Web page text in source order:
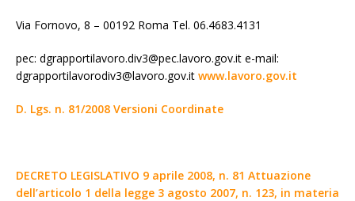
Via Fornovo, 8 – 00192 Roma Tel. 06.4683.4131
pec: dgrapportilavoro.div3@pec.lavoro.gov.it e-mail:
dgrapportilavorodiv3@lavoro.gov.it www.lavoro.gov.it
D. Lgs. n. 81/2008 Versioni Coordinate
DECRETO LEGISLATIVO 9 aprile 2008, n. 81 Attuazione
dell’articolo 1 della legge 3 agosto 2007, n. 123, in materia